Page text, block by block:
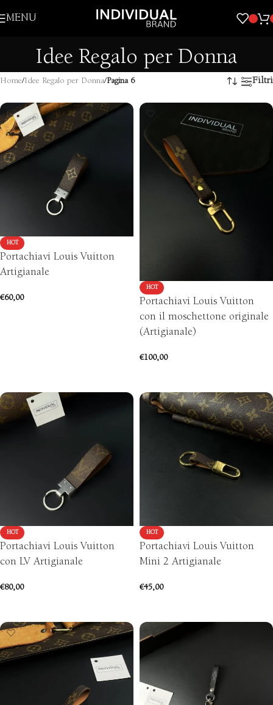
Skip to navigation
MENU
Idee Regalo per Donna
Home/Idee Regalo per Donna/Pagina 6 Filtri
HOT
Portachiavi Louis Vuitton
Artigianale
€60,00
HOT
Portachiavi Louis Vuitton
con il moschettone originale
(Artigianale)
€100,00
HOT
Portachiavi Louis Vuitton
con LV Artigianale
€80,00
HOT
Portachiavi Louis Vuitton
Mini 2 Artigianale
€45,00